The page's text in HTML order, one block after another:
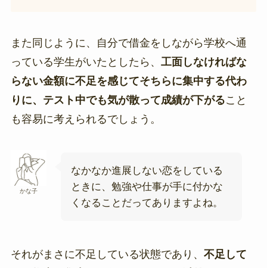
また同じように、自分で借金をしながら学校へ通
っている学生がいたとしたら、 工面しなければな
らない金額に不足を感じてそちらに集中する代わ
りに、テスト中でも気が散って成績が下がること
も容易に考えられるでしょう。
かな子
なかなか進展しない恋をしている
ときに、勉強や仕事が手に付かな
くなることだってありますよね。
それがまさに不足している状態であり、 不足して